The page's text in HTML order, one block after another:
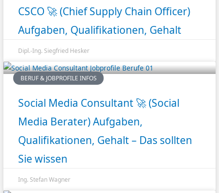
CSCO 🚀 (Chief Supply Chain Officer)
Aufgaben, Qualifikationen, Gehalt
Dipl.-Ing. Siegfried Hesker
BERUF & JOBPROFILE INFOS
Social Media Consultant 🚀 (Social
Media Berater) Aufgaben,
Qualifikationen, Gehalt – Das sollten
Sie wissen
Ing. Stefan Wagner